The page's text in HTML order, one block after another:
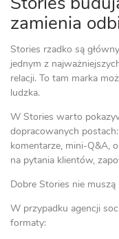
zamienia
Stories rzadko są
jednym z
relacji. To tam marka
ludzka.
W Stories warto
dopracowanych
komentarze, mini-Q&A,
na pytania klientów,
Dobre Stories nie
W przypadku agencji
formaty: